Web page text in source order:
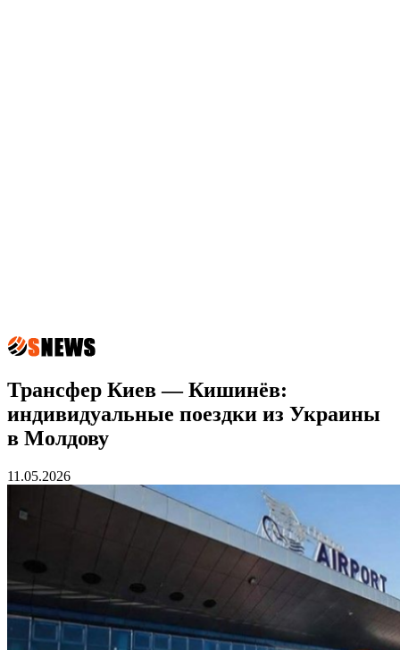
Трансфер Киев — Кишинёв:
индивидуальные поездки из Украины
в Молдову
11.05.2026